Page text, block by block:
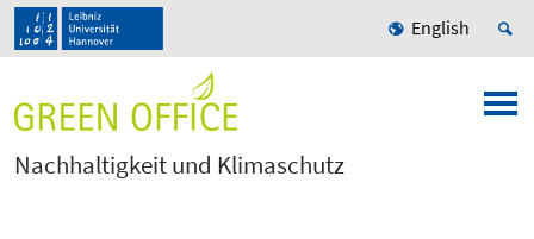
English
Nachhaltigkeit und Klimaschutz